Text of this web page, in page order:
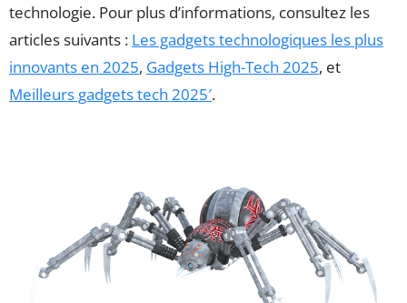
technologie. Pour plus d’informations, consultez les
articles suivants : Les gadgets technologiques les plus
innovants en 2025, Gadgets High-Tech 2025, et
Meilleurs gadgets tech 2025′.